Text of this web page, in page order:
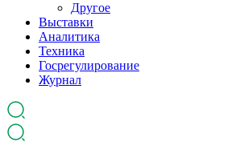
Другое
Выставки
Аналитика
Техника
Госрегулирование
Журнал